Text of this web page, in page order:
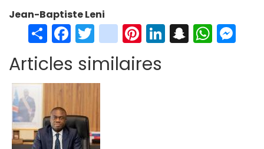
Jean-Baptiste Leni
S
h
ar
e
Fa
ce
b
o
o
k
T
wi
tt
er
in
st
ag
Pi
er
Li S W
Articles similaires